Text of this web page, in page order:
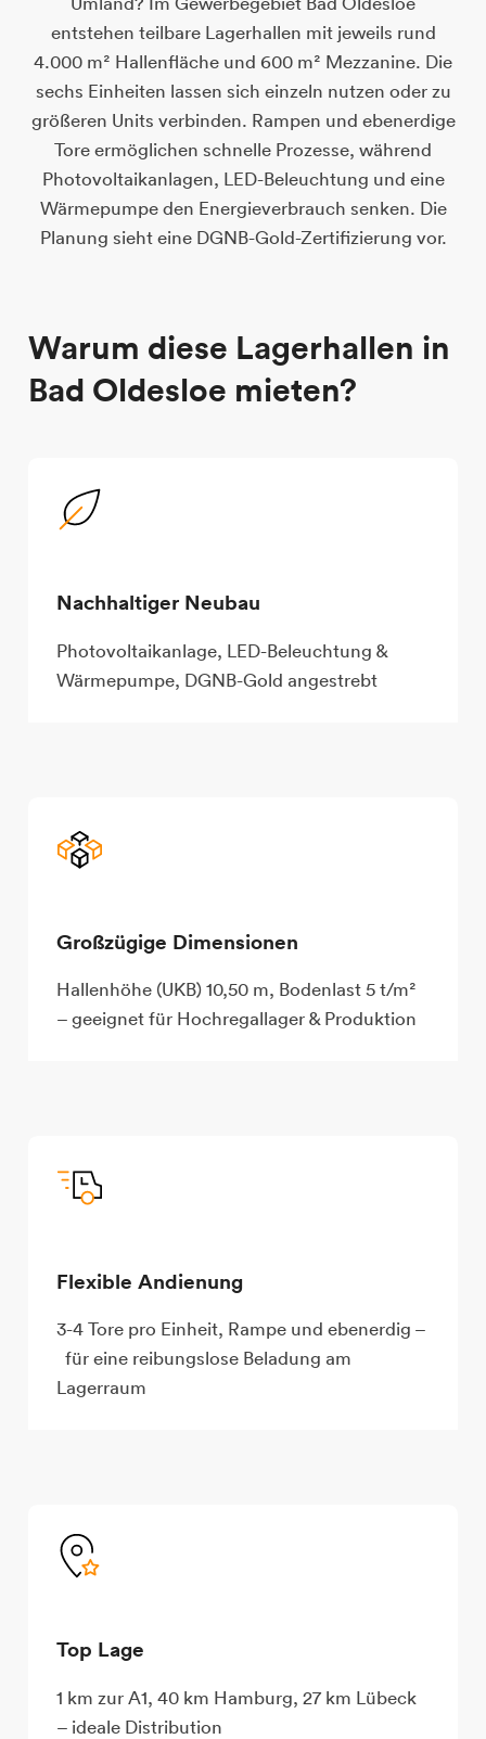
entstehen teilbare Lagerhallen mit jeweils rund
4.000 m² Hallenfläche und 600 m² Mezzanine. Die
sechs Einheiten lassen sich einzeln nutzen oder zu
größeren Units verbinden. Rampen und ebenerdige
Tore ermöglichen schnelle Prozesse, während
Photovoltaikanlagen, LED-Beleuchtung und eine
Wärmepumpe den Energieverbrauch senken. Die
Planung sieht eine DGNB-Gold-Zertifizierung vor.
Warum diese Lagerhallen in
Bad Oldesloe mieten?
Nachhaltiger Neubau
Photovoltaikanlage, LED-Beleuchtung &
Wärmepumpe, DGNB-Gold angestrebt
Großzügige Dimensionen
Hallenhöhe (UKB) 10,50 m, Bodenlast 5 t/m²
– geeignet für Hochregallager & Produktion
Flexible Andienung
3-4 Tore pro Einheit, Rampe und ebenerdig –
für eine reibungs­lose Beladung am
Lagerraum
Top Lage
1 km zur A1, 40 km Hamburg, 27 km Lübeck
– ideale Distribution